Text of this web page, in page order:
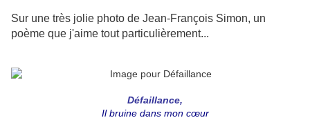
Sur une très jolie photo de Jean-François Simon, un
poème que j'aime tout particulièrement...
Défaillance,
Il bruine dans mon cœur